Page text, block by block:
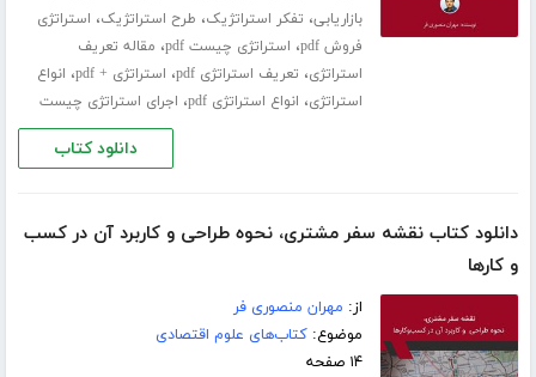
بازاریابی، تفکر استراتژیک، طرح استراتژیک، استراتژی
فروش pdf
، استراتژی چیست pdf ، مقاله تعریف
استراتژی، تعریف استراتژی pdf ، استراتژی + pdf ، انواع
استراتژی، انواع استراتژی pdf ، اجرای استراتژی چیست
دانلود کتاب
دانلود کتاب نقشه سفر مشتری، نحوه طراحی و کاربرد آن در کسب
و‌ کارها
از: مهران منصوری فر
موضوع:کتاب‌های علوم اقتصادی
۱۴ صفحه